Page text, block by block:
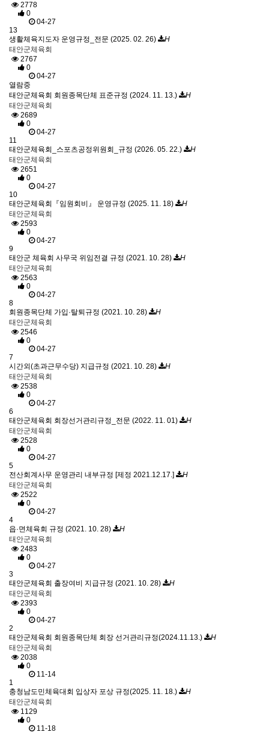
2778
0
04-27
13
생활체육지도자 운영규정_전문 (2025. 02. 26)
H
태안군체육회
2767
0
04-27
열람중
태안군체육회 회원종목단체 표준규정 (2024. 11. 13.)
H
태안군체육회
2689
0
04-27
11
태안군체육회_스포츠공정위원회_규정 (2026. 05. 22.)
H
태안군체육회
2651
0
04-27
10
태안군체육회『임원회비』 운영규정 (2025. 11. 18)
H
태안군체육회
2593
0
04-27
9
태안군 체육회 사무국 위임전결 규정 (2021. 10. 28)
H
태안군체육회
2563
0
04-27
8
회원종목단체 가입·탈퇴규정 (2021. 10. 28)
H
태안군체육회
2546
0
04-27
7
시간외(초과근무수당) 지급규정 (2021. 10. 28)
H
태안군체육회
2538
0
04-27
6
태안군체육회 회장선거관리규정_전문 (2022. 11. 01)
H
태안군체육회
2528
0
04-27
5
전산회계사무 운영관리 내부규정 [제정 2021.12.17.]
H
태안군체육회
2522
0
04-27
4
읍·면체육회 규정 (2021. 10. 28)
H
태안군체육회
2483
0
04-27
3
태안군체육회 출장여비 지급규정 (2021. 10. 28)
H
태안군체육회
2393
0
04-27
2
태안군체육회 회원종목단체 회장 선거관리규정(2024.11.13.)
H
태안군체육회
2038
0
11-14
1
충청남도민체육대회 입상자 포상 규정(2025. 11. 18.)
H
태안군체육회
1129
0
11-18